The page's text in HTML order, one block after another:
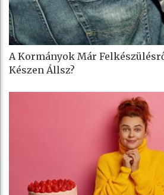
A Kormányok Már
Készen Állsz?